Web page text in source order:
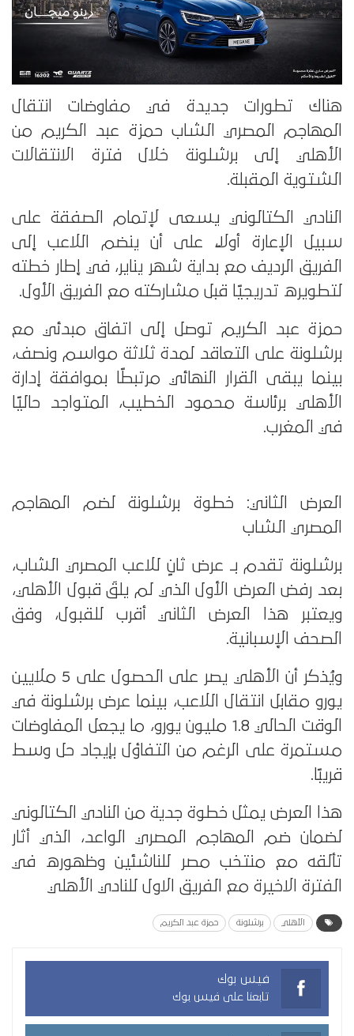
هناك تطورات جديدة في مفاوضات انتقال
المهاجم المصري الشاب حمزة عبد الكريم من
الأهلي إلى برشلونة خلال فترة الانتقالات
الشتوية المقبلة.
النادي الكتالوني يسعى لإتمام الصفقة على
سبيل الإعارة أولًا، على أن ينضم اللاعب إلى
الفريق الرديف مع بداية شهر يناير، في إطار خطته
لتطويره تدريجيًا قبل مشاركته مع الفريق الأول.
حمزة عبد الكريم توصل إلى اتفاق مبدئي مع
برشلونة على التعاقد لمدة ثلاثة مواسم ونصف،
بينما يبقى القرار النهائي مرتبطًا بموافقة إدارة
الأهلي برئاسة محمود الخطيب، المتواجد حاليًا
في المغرب.
العرض الثاني: خطوة برشلونة لضم المهاجم
المصري الشاب
برشلونة تقدم بـ عرض ثانٍ للاعب المصري الشاب،
بعد رفض العرض الأول الذي لم يلقَ قبول الأهلي،
ويعتبر هذا العرض الثاني أقرب للقبول، وفق
الصحف الإسبانية.
ويُذكر أن الأهلي يصر على الحصول على 5 ملايين
يورو مقابل انتقال اللاعب، بينما عرض برشلونة في
الوقت الحالي 1.8 مليون يورو، ما يجعل المفاوضات
مستمرة على الرغم من التفاؤل بإيجاد حل وسط
قريبًا.
هذا العرض يمثل خطوة جدية من النادي الكتالوني
لضمان ضم المهاجم المصري الواعد، الذي أثار
تألقه مع منتخب مصر للناشئين وظهوره في
الفترة الاخيرة مع الفريق الاول للنادي الأهلي
الأهلي برشلونة حمزة عبد الكريم
فيس بوك
تابعنا على فيس بوك